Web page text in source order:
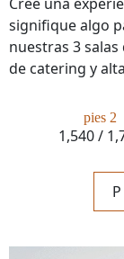
signifique algo
nuestras 3
de catering y
pies 2
1,540 /